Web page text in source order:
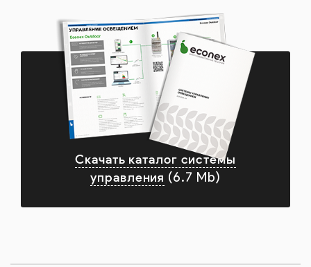
Скачать каталог системы
управления (6.7 Mb)